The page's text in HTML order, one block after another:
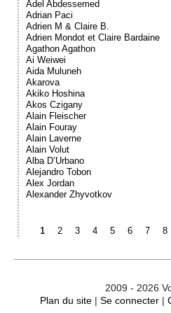
Adel Abdessemed
Adrian Paci
Adrien M & Claire B.
Adrien Mondot et Claire Bardaine
Agathon Agathon
Ai Weiwei
Aida Muluneh
Akarova
Akiko Hoshina
Akos Czigany
Alain Fleischer
Alain Fouray
Alain Laverne
Alain Volut
Alba D’Urbano
Alejandro Tobon
Alex Jordan
Alexander Zhyvotkov
1 2 3 4 5 6 7 8
2009 - 2026
Plan du site| Se connecter|